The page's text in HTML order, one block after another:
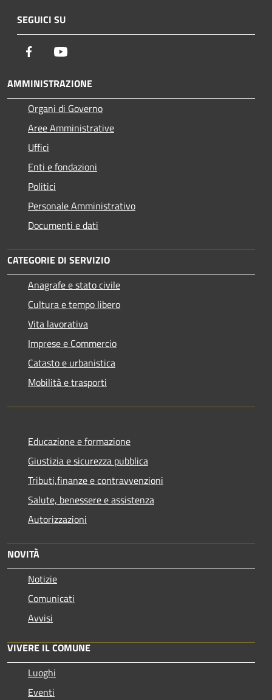
SEGUICI SU
Facebook
AMMINISTRAZIONE
Organi di Governo
Aree Amministrative
Uffici
Enti e fondazioni
Politici
Personale Amministrativo
Documenti e dati
CATEGORIE DI SERVIZIO
Anagrafe e stato civile
Cultura e tempo libero
Vita lavorativa
Imprese e Commercio
Catasto e urbanistica
Mobilità e trasporti
Educazione e formazione
Giustizia e sicurezza pubblica
Tributi,finanze e contravvenzioni
Salute, benessere e assistenza
Autorizzazioni
NOVITÀ
Notizie
Comunicati
Avvisi
VIVERE IL COMUNE
Luoghi
Eventi